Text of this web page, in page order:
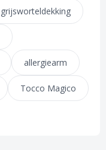
grijsworteldekking
allergiearm
Tocco Magico